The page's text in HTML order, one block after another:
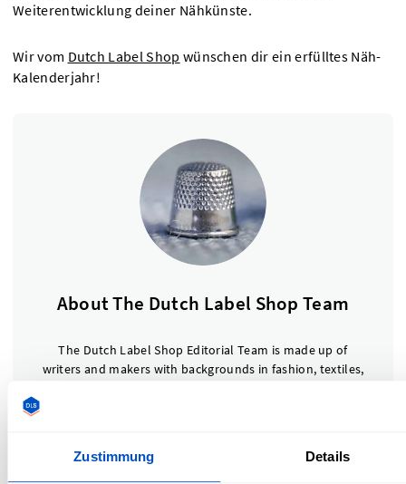
Zustimmung Details
Weiterentwicklung deiner Nähkünste.
Wir vom Dutch Label Shop wünschen dir ein erfülltes Näh-
Kalenderjahr!
About The Dutch Label Shop Team
The Dutch Label Shop Editorial Team is made up of
writers and makers with backgrounds in fashion, textiles,
and customer experience teams, we ensure every article